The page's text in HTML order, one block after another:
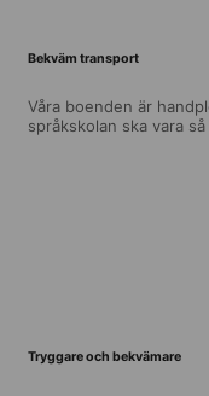
Bekväm transport
Våra boenden är
språkskolan ska vara
Tryggare och bekvämare